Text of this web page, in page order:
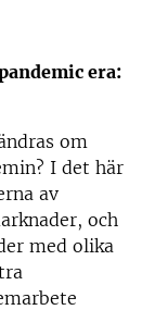
era:
om
I det här
av
och
med olika